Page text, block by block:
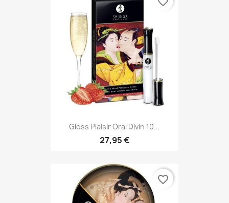
Gloss Plaisir Oral Divin 10...
27,95 €
favorite_border